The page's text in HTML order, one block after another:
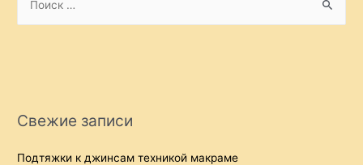
fСвежие записи
Подтяжки к джинсам техникой макраме